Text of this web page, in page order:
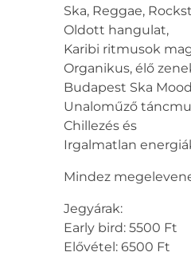
Ska, Reggae,
Oldott hangulat,
Karibi ritmusok
Organikus, élő
Budapest Ska
Unaloműző
Chillezés és
Irgalmatlan
Mindez
Jegyárak:
Early bird: 5500 Ft
Elővétel: 6500 Ft